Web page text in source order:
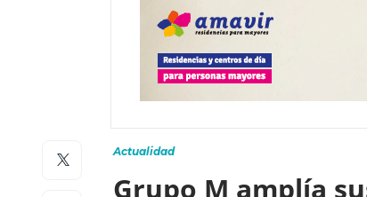
Actualidad
Grupo M amplía